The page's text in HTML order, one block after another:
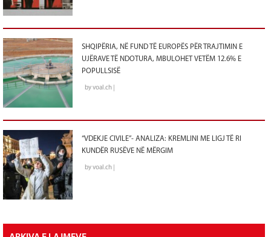
SHQIPËRIA, NË FUND TË EUROPËS PËR TRAJTIMIN E
UJËRAVE TË NDOTURA, MBULOHET VETËM 12.6% E
POPULLSISË
by voal.ch |
“VDEKJE CIVILE”- ANALIZA: KREMLINI ME LIGJ TË RI
KUNDËR RUSËVE NË MËRGIM
by voal.ch |